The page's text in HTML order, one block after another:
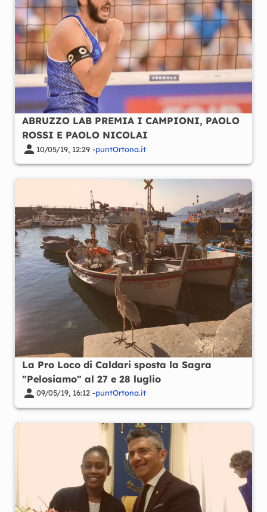
ABRUZZO LAB PREMIA I CAMPIONI, PAOLO
ROSSI E PAOLO NICOLAI
10/05/19, 12:29 -puntOrtona.it
La Pro Loco di Caldari sposta la Sagra
"Pelosiamo" al 27 e 28 luglio
09/05/19, 16:12 -puntOrtona.it